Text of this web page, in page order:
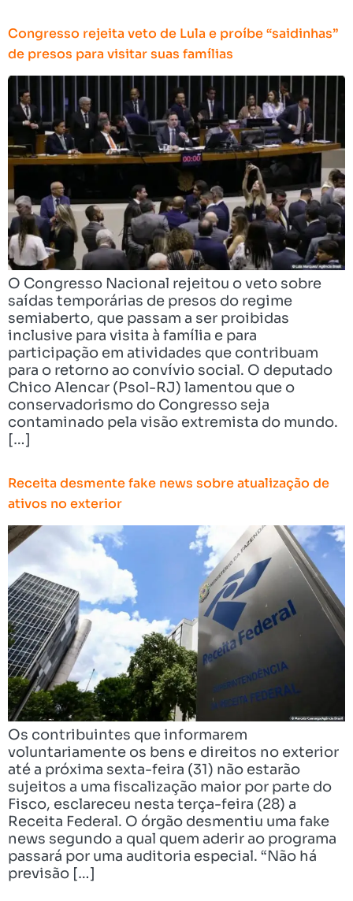
Congresso rejeita veto de Lula e proíbe “saidinhas”
de presos para visitar suas famílias
O Congresso Nacional rejeitou o veto sobre
saídas temporárias de presos do regime
semiaberto, que passam a ser proibidas
inclusive para visita à família e para
participação em atividades que contribuam
para o retorno ao convívio social. O deputado
Chico Alencar (Psol-RJ) lamentou que o
conservadorismo do Congresso seja
contaminado pela visão extremista do mundo.
[…]
Receita desmente fake news sobre atualização de
ativos no exterior
Os contribuintes que informarem
voluntariamente os bens e direitos no exterior
até a próxima sexta-feira (31) não estarão
sujeitos a uma fiscalização maior por parte do
Fisco, esclareceu nesta terça-feira (28) a
Receita Federal. O órgão desmentiu uma fake
news segundo a qual quem aderir ao programa
passará por uma auditoria especial. “Não há
previsão […]